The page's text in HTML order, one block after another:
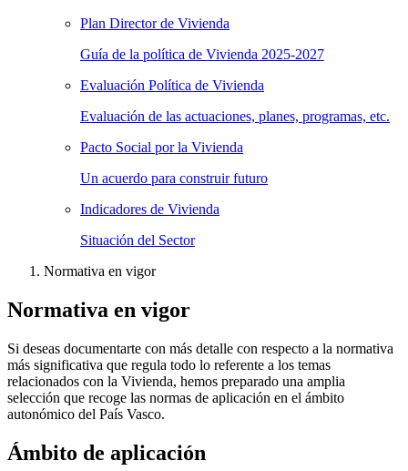
Plan Director de Vivienda
Guía de la política de Vivienda 2025-2027
Evaluación Política de Vivienda
Evaluación de las actuaciones, planes, programas, etc.
Pacto Social por la Vivienda
Un acuerdo para construir futuro
Indicadores de Vivienda
Situación del Sector
Normativa en vigor
Normativa en vigor
Si deseas documentarte con más detalle con respecto a la normativa
más significativa que regula todo lo referente a los temas
relacionados con la Vivienda, hemos preparado una amplia
selección que recoge las normas de aplicación en el ámbito
autonómico del País Vasco.
Ámbito de aplicación